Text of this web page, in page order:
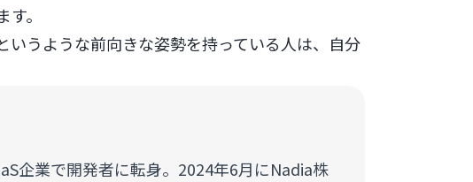
。
うような前向きな姿勢を持っている人は、自分
企業で開発者に転身。2024年6月にNadia株